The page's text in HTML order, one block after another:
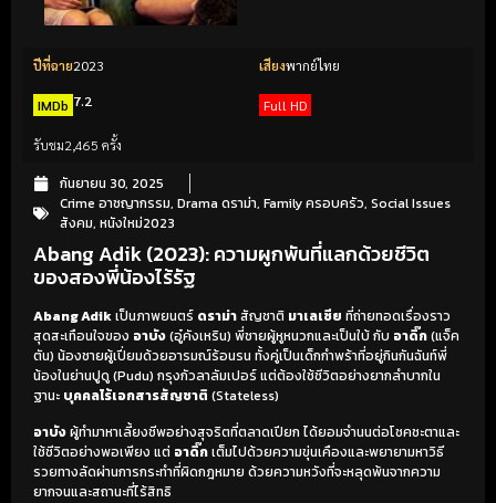
ปีที่ฉาย2023 เสียงพากย์ไทย
IMDb 7.2 Full HD
รับชม2,465 ครั้ง
กันยายน 30, 2025
Crime อาชญากรรม, Drama ดราม่า, Family ครอบครัว, Social Issues
สังคม, หนังใหม่2023
Abang Adik (2023): ความผูกพันที่แลกด้วยชีวิต
ของสองพี่น้องไร้รัฐ
Abang Adikเป็นภาพยนตร์ ดราม่าสัญชาติ มาเลเซีย ที่ถ่ายทอดเรื่องราว
สุดสะเทือนใจของ อาบัง(อู๋คังเหริน) พี่ชายผู้หูหนวกและเป็นใบ้ กับ อาดิ๊ก(แจ็ค
ตัน) น้องชายผู้เปี่ยมด้วยอารมณ์ร้อนรน ทั้งคู่เป็นเด็กกำพร้าที่อยู่กินกันฉันท์พี่
น้องในย่านปูดู (Pudu) กรุงกัวลาลัมเปอร์ แต่ต้องใช้ชีวิตอย่างยากลำบากใน
ฐานะ บุคคลไร้เอกสารสัญชาติ (Stateless)
อาบังผู้ทำมาหาเลี้ยงชีพอย่างสุจริตที่ตลาดเปียก ได้ยอมจำนนต่อโชคชะตาและ
ใช้ชีวิตอย่างพอเพียง แต่ อาดิ๊กเต็มไปด้วยความขุ่นเคืองและพยายามหาวิธี
รวยทางลัดผ่านการกระทำที่ผิดกฎหมาย ด้วยความหวังที่จะหลุดพ้นจากความ
ยากจนและสถานะที่ไร้สิทธิ